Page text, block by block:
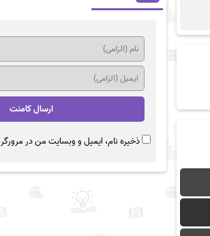
ذخیره نام، ایمیل و وبسایت من در